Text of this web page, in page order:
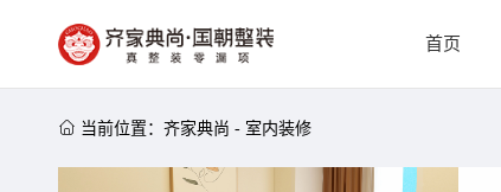
首页
 当前位置： 齐家典尚 -室内装修